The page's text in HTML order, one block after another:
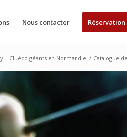
Nous contacter Réservation
– Cluédo géants en Normandie / Catalogue